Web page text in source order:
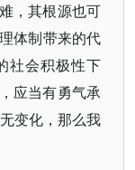
，其根源也可
体制带来的代
社会积极性下
应当有勇气承
变化，那么我